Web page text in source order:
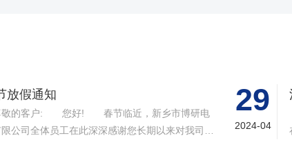
放假通知
的客户: 您好! 春节临近，新乡市博研电
公司全体员工在此深深感谢您长期以来对我司的
29
2024-04